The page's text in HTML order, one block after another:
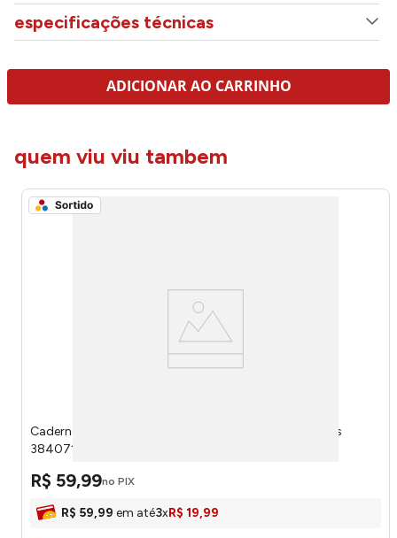
especificações técnicas
ADICIONAR AO CARRINHO
quem viu viu tambem
Caderno Colegial Brochura Snoopy Sortido 160 Folhas
384071 - Tilibra
R$ 59,99no PIX
R$ 59,99 em até3xR$ 19,99